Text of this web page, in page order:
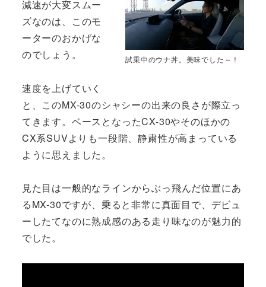
試乗中のウナ丼。美味でした～！
減速が大変スムー
ズなのは、このモ
ーターのおかげな
のでしょう。
速度を上げていく
と、このMX-30のシャシーの出来の良さが際立っ
てきます。ベースとなったCX-30やそのほかの
CX系SUVよりも一段階、静粛性が高まっている
ように思えました。
見た目は一般的なラインからぶっ飛んだ位置にあ
るMX-30ですが、乗ると非常に真面目で、デビュ
ーしたてなのに熟成感のある走り味なのが魅力的
でした。